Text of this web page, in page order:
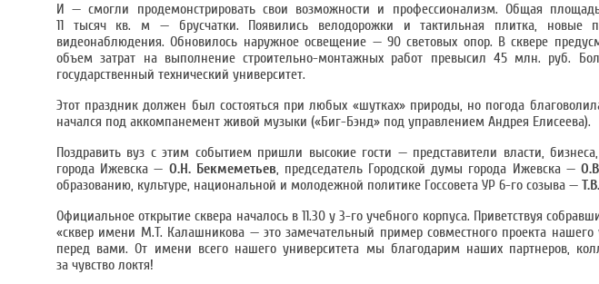
И — смогли продемонстрировать свои возможности и профессионализм. Общая
11 тысяч кв. м — брусчатки. Появились велодорожки и тактильная плитка, новые
видеонаблюдения. Обновилось наружное освещение — 90 световых опор. В сквере
объем затрат на выполнение строительно-монтажных работ превысил 45 млн. руб.
государственный технический университет.
Этот праздник должен был состояться при любых «шутках» природы, но погода
начался под аккомпанемент живой музыки («Биг-Бэнд» под управлением Андрея Елисеева).
Поздравить вуз с этим событием пришли высокие гости — представители власти,
города Ижевска — О.Н. Бекмеметьев, председатель Городской думы города Ижевска —
образованию, культуре, национальной и молодежной политике Госсовета УР 6-го созыва —
Официальное открытие сквера началось в 11.30 у 3-го учебного корпуса. Приветствуя
«сквер имени М.Т. Калашникова — это замечательный пример совместного проекта нашего
перед вами. От имени всего нашего университета мы благодарим наших партнеров,
за чувство локтя!